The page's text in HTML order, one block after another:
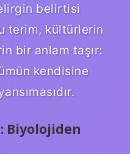
belirtisi
terim, kültürlerin
bir anlam taşır:
kendisine
Biyolojiden